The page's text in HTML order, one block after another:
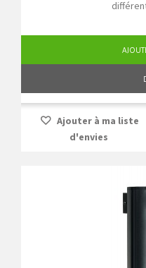
Ajouter à ma liste
d'envies